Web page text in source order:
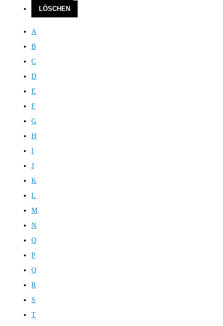
A
B
C
D
E
F
G
H
I
J
K
L
M
N
O
P
Q
R
S
T